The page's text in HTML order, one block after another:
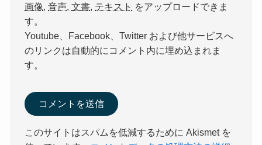
画像,音声,文書, テキスト をアップロードできま
す。
Youtube、Facebook、Twitter および他サービスへ
のリンクは自動的にコメント内に埋め込まれま
す。
このサイトはスパムを低減するために Akismet を